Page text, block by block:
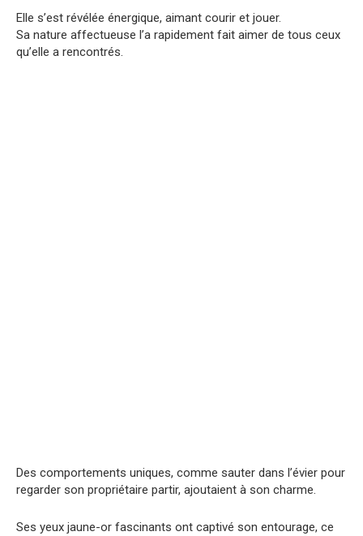
Elle s’est révélée énergique, aimant courir et jouer.
Sa nature affectueuse l’a rapidement fait aimer de tous ceux
qu’elle a rencontrés.
Des comportements uniques, comme sauter dans l’évier pour
regarder son propriétaire partir, ajoutaient à son charme.
Ses yeux jaune-or fascinants ont captivé son entourage, ce